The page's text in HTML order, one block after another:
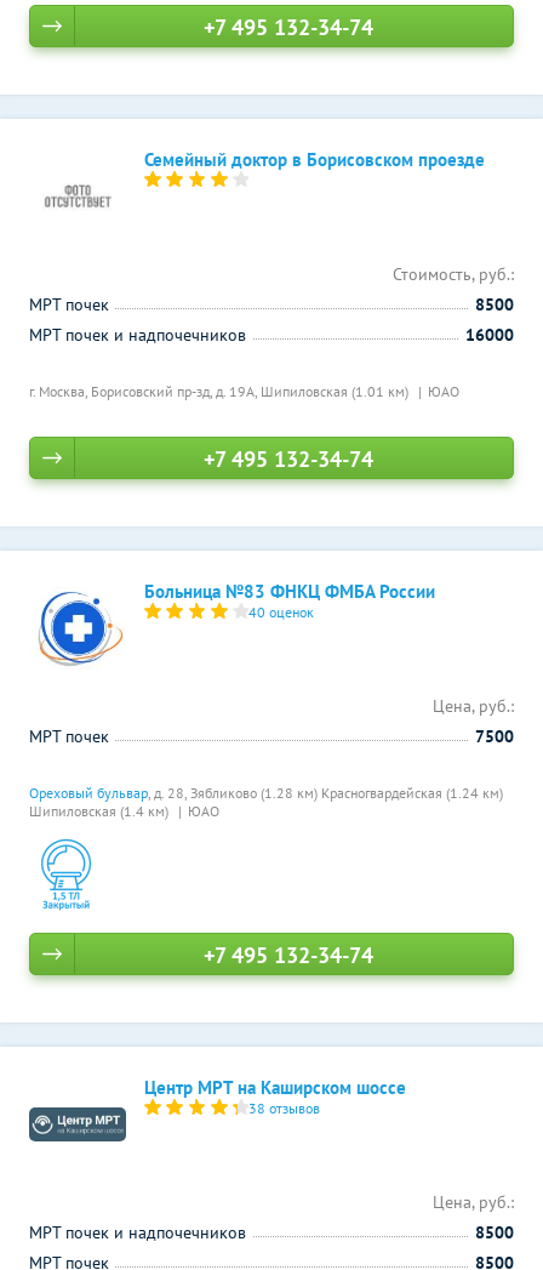
+7 495 132-34-74
Семейный доктор в Борисовском проезде
г. Москва, Борисовский пр-зд, д. 19А, Шипиловская (1.01 км) ЮАО
Стоимость, руб.:
МРТ почек
8500
МРТ почек и надпочечников
16000
+7 495 132-34-74
Больница №83 ФНКЦ ФМБА России
40 оценок
Ореховый бульвар, д. 28, Зябликово (1.28 км) Красногвардейская (1.24 км)
Шипиловская (1.4 км)
ЮАО
Цена, руб.:
МРТ почек
7500
+7 495 132-34-74
Центр МРТ на Каширском шоссе
38 отзывов
Цена, руб.:
МРТ почек и надпочечников
8500
МРТ почек
8500